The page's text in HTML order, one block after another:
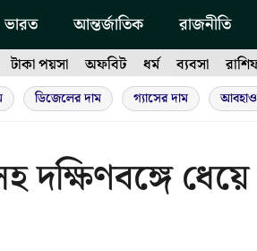
ভারত আন্তর্জাতিক রাজনীতি
টাকা পয়সা অফবিট ধর্ম ব্যবসা
ডিজেলের দাম গ্যাসের দাম
ধেয়ে